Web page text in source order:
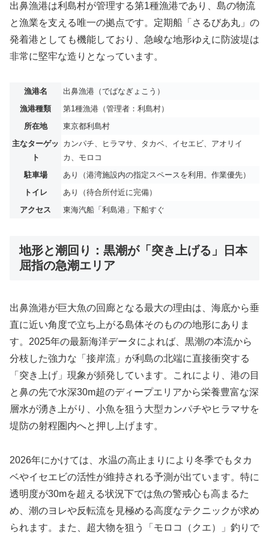
出鼻漁港は利島村が管理する第1種漁港であり、島の物流
と漁業を支える唯一の拠点です。定期船「さるびあ丸」の
発着港としても機能しており、急峻な地形ゆえに防波堤は
非常に堅牢な造りとなっています。
漁港名
出鼻漁港（でばなぎょこう）
漁港種類
第1種漁港（管理者：利島村）
所在地
東京都利島村
主なターゲッ
ト
カンパチ、ヒラマサ、タカベ、イセエビ、アオリイ
カ、モロコ
駐車場
あり（港湾施設内の指定スペースを利用。作業優先）
トイレ
あり（待合所付近に完備）
アクセス
東海汽船「利島港」下船すぐ
地形と潮回り：黒潮が「突き上げる」日本
屈指の急潮エリア
出鼻漁港が巨大魚の回廊となる最大の理由は、海底から垂
直に近い角度で立ち上がる島体そのものの地形にありま
す。2025年の最新海洋データによれば、黒潮の本流から
分枝した強力な「接岸流」が利島の北端に直接衝突する
「突き上げ」現象が頻発しています。これにより、港の目
と鼻の先で水深30m超のディープエリアから栄養豊富な深
層水が湧き上がり、小魚を狙う大型カンパチやヒラマサを
堤防の射程圏内へと押し上げます。
2026年にかけては、水温の高止まりにより冬季でもタカ
ベやイセエビの活性が維持される予測が出ています。特に
透明度が30mを超える状況下では魚の警戒心も高まるた
め、潮のヨレや反転流を見極める高度なテクニックが求め
られます。また、超大物を狙う「モロコ（クエ）」釣りで